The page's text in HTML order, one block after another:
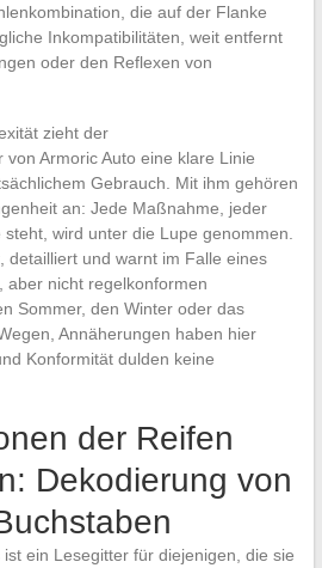
die auf der Flanke
Inkompatibilitäten, weit entfernt
oder den Reflexen von
zieht der
Armoric Auto eine klare Linie
Gebrauch. Mit ihm gehören
an: Jede Maßnahme, jeder
wird unter die Lupe genommen.
detailliert und warnt im Falle eines
aber nicht regelkonformen
Sommer, den Winter oder das
Annäherungen haben hier
Konformität dulden keine
der Reifen
Dekodierung von
ein Lesegitter für diejenigen, die sie